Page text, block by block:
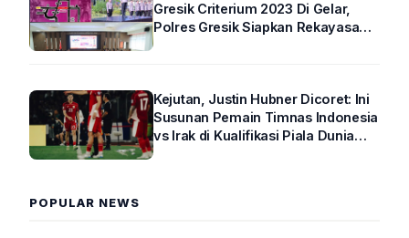
Gresik Criterium 2023 Di Gelar,
Polres Gresik Siapkan Rekayasa
Kejutan, Justin Hubner Dicoret: Ini
Susunan Pemain Timnas Indonesia
vs Irak di Kualifikasi Piala Dunia
POPULAR NEWS